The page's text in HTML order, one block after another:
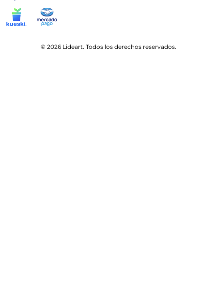
© 2026 Lideart. Todos los derechos reservados.